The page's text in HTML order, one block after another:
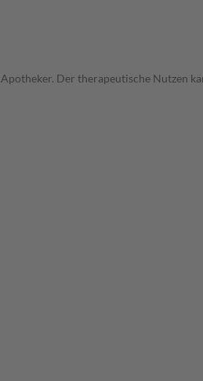
Der therapeutische Nutzen